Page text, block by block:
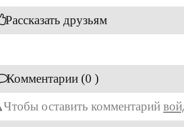
Рассказать друзьям
Комментарии (0 )
Чтобы оставить комментарий